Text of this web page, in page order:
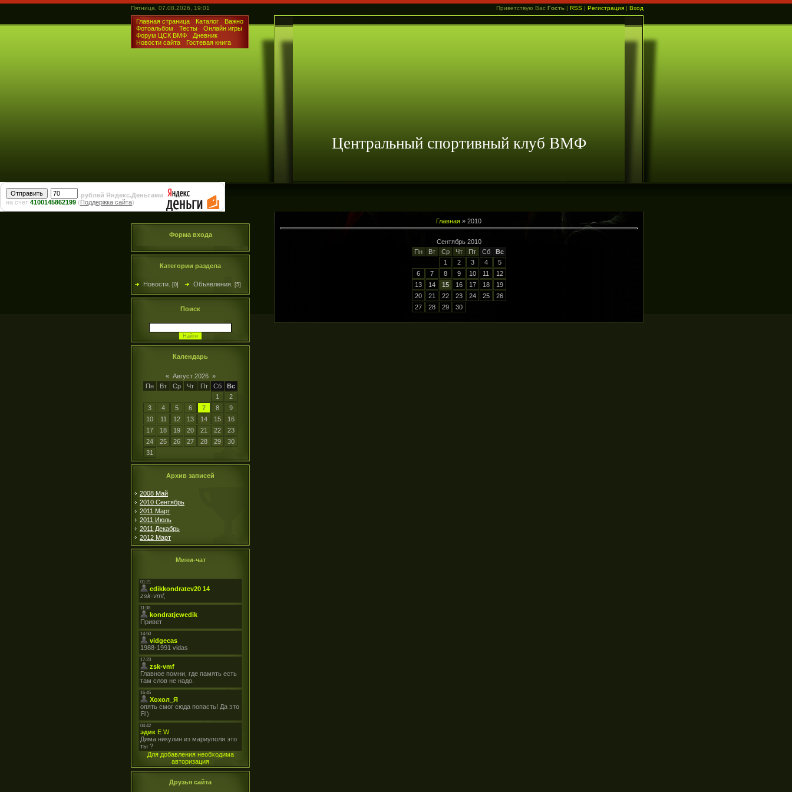
Пятница, 07.08.2026, 19:01 Приветствую Вас Гость | RSS | Регистрация | Вход
Главная страница Каталог
Важно
Фотоальбом
Тесты
Онлайн игры
Форум ЦСК ВМФ
Дневник
Новости сайта
Гостевая книга
Центральный спортивный клуб ВМФ
рублей Яндекс.Деньгами
на счет 4100145862199 (Поддержка сайта)
Форма входа
Категории раздела
Новости. [0] Объявления. [5]
Поиск
Календарь
« Август 2026 »
Пн
Вт Ср Чт Пт Сб
Вс
1
2
3
4 5 6 7 8
9
10
11 12 13 14 15
16
17
18 19 20 21 22
23
24
25 26 27 28 29
30
31
Архив записей
2008 Май
2010 Сентябрь
2011 Март
2011 Июль
2011 Декабрь
2012 Март
Мини-чат
Для добавления необходима
авторизация
Друзья сайта
Главная » 2010
Сентябрь 2010
Пн
Вт Ср Чт Пт Сб
Вс
1
2 3 4
5
6
7 8 9 10 11
12
13
14 15 16 17 18
19
20
21 22 23 24 25
26
27
28 29 30